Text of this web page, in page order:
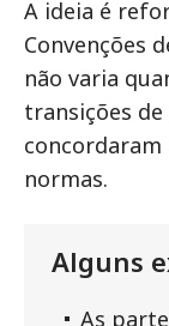
A ideia é
Convenções
não varia
transições
concordaram
normas.
Alguns
As